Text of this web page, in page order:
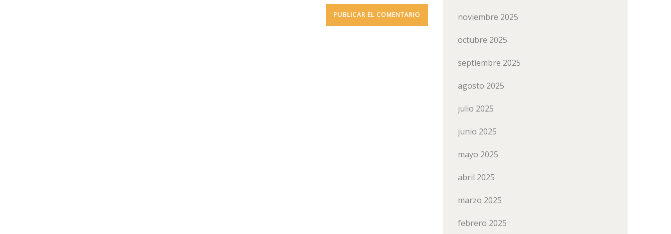
noviembre 2025
octubre 2025
septiembre 2025
agosto 2025
julio 2025
junio 2025
mayo 2025
abril 2025
marzo 2025
febrero 2025